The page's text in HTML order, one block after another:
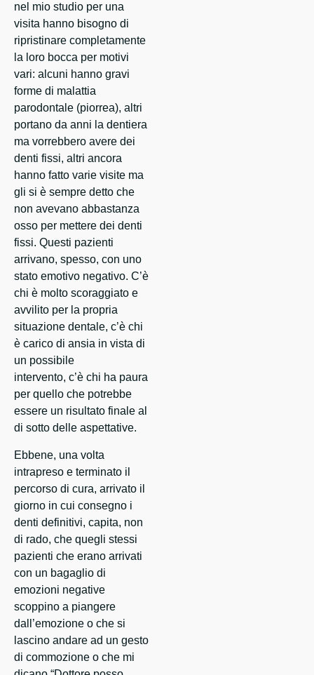
nel mio studio per una
visita hanno bisogno di
ripristinare completamente
la loro bocca per motivi
vari: alcuni hanno gravi
forme di malattia
parodontale (piorrea), altri
portano da anni la dentiera
ma vorrebbero avere dei
denti fissi, altri ancora
hanno fatto varie visite ma
gli si è sempre detto che
non avevano abbastanza
osso per mettere dei denti
fissi. Questi pazienti
arrivano, spesso, con uno
stato emotivo negativo. C’è
chi è molto scoraggiato e
avvilito per la propria
situazione dentale, c’è chi
è carico di ansia in vista di
un possibile
intervento, c’è chi ha paura
per quello che potrebbe
essere un risultato finale al
di sotto delle aspettative.
Ebbene, una volta
intrapreso e terminato il
percorso di cura, arrivato il
giorno in cui consegno i
denti definitivi, capita, non
di rado, che quegli stessi
pazienti che erano arrivati
con un bagaglio di
emozioni negative
scoppino a piangere
dall’emozione o che si
lascino andare ad un gesto
di commozione o che mi